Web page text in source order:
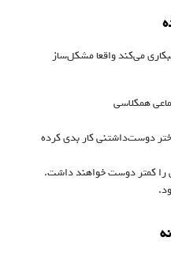
می‌کند واقعا مشکل‌ساز
همکلاسی
دوست‌داشتنی کار بدی کرده
را کمتر دوست خواهند داشت.